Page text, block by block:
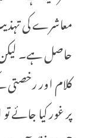
معاشرے کی
حاصل ہے۔
کلام اور رخصتی
پر غور کیا